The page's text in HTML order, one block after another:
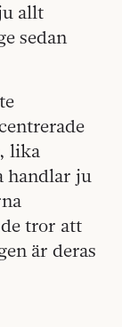
allt
sedan
lika
handlar ju
tror att
är deras